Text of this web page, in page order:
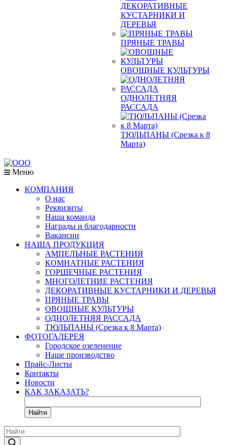
ДЕКОРАТИВНЫЕ
КУСТАРНИКИ И
ДЕРЕВЬЯ
ПРЯНЫЕ ТРАВЫ
ОВОЩНЫЕ КУЛЬТУРЫ
ОДНОЛЕТНЯЯ
РАССАДА
ТЮЛЬПАНЫ (Срезка к 8
Марта)
Меню
КОМПАНИЯ
О нас
Реквизиты
Наша команда
Награды и благодарности
Вакансии
НАША ПРОДУКЦИЯ
АМПЕЛЬНЫЕ РАСТЕНИЯ
КОМНАТНЫЕ РАСТЕНИЯ
ГОРШЕЧНЫЕ РАСТЕНИЯ
МНОГОЛЕТНИЕ РАСТЕНИЯ
ДЕКОРАТИВНЫЕ КУСТАРНИКИ И ДЕРЕВЬЯ
ПРЯНЫЕ ТРАВЫ
ОВОЩНЫЕ КУЛЬТУРЫ
ОДНОЛЕТНЯЯ РАССАДА
ТЮЛЬПАНЫ (Срезка к 8 Марта)
ФОТОГАЛЕРЕЯ
Городское озеленение
Наше производство
Прайс-Листы
Контакты
Новости
КАК ЗАКАЗАТЬ?
Найти